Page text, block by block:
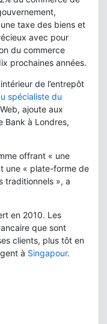
taxe des biens et
avec pour
du commerce
prochaines années.
de l’entrepôt
spécialiste du
ajoute aux
Bank à Londres,
offrant « une
une « plate-forme de
traditionnels », a
en 2010. Les
que sont
clients, plus tôt en
à Singapour.